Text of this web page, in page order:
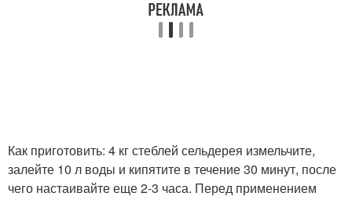
Как приготовить: 4 кг стеблей сельдерея измельчите,
залейте 10 л воды и кипятите в течение 30 минут, после
чего настаивайте еще 2-3 часа. Перед применением